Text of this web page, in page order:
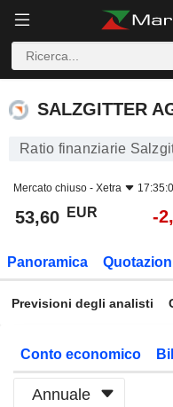
SALZGITTER AG
SALZGITTER
Ratio finanziarie
Mercato chiuso - Xetra
53,60 EUR -
Panoramica
Previsioni degli analisti
Conto economico
Annuale